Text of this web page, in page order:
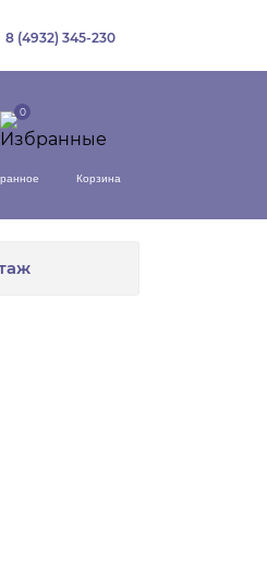
8 (4932) 345-230
Корзина